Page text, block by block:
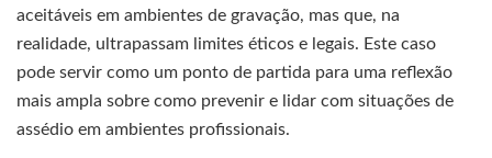
aceitáveis em ambientes de gravação, mas que, na
realidade, ultrapassam limites éticos e legais. Este caso
pode servir como um ponto de partida para uma reflexão
mais ampla sobre como prevenir e lidar com situações de
assédio em ambientes profissionais.